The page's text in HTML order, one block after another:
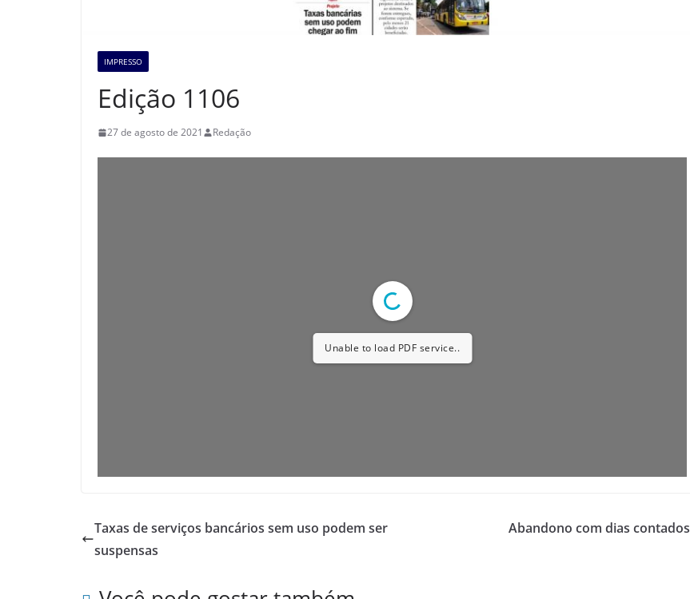
IMPRESSO
Edição 1106
27 de agosto de 2021 Redação
Unable to load PDF service..
Taxas de serviços bancários sem uso podem ser
suspensas
Abandono com dias contados